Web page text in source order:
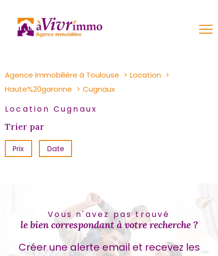
Agence immobilière à Toulouse
Location
Haute%20garonne
Cugnaux
Location Cugnaux
Trier par
Prix Date
Vous n'avez pas trouvé
le bien correspondant à votre recherche ?
Créer une alerte email et recevez les